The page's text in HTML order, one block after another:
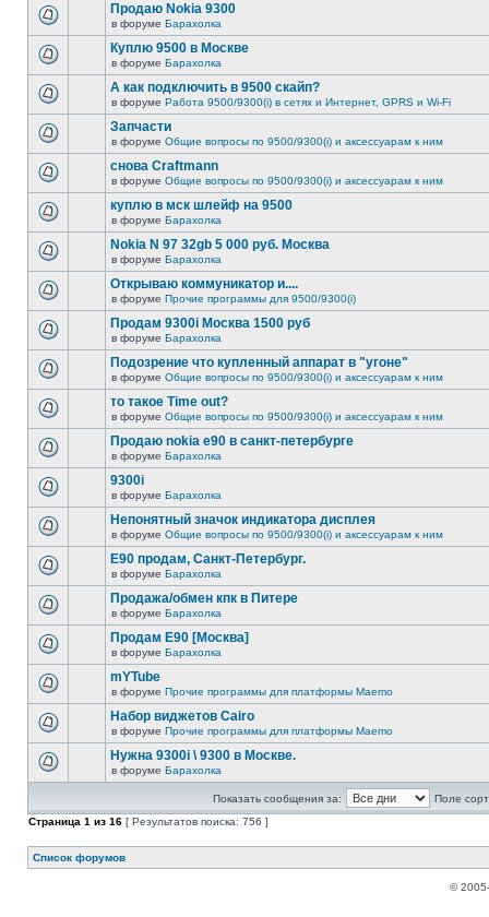
Продаю Nokia 9300
в форуме Барахолка
Куплю 9500 в Москве
в форуме Барахолка
А как подключить в 9500 скайп?
в форуме Работа 9500/9300(i) в сетях и Интернет, GPRS и Wi-Fi
Запчасти
в форуме Общие вопросы по 9500/9300(i) и аксессуарам к ним
снова Craftmann
в форуме Общие вопросы по 9500/9300(i) и аксессуарам к ним
куплю в мск шлейф на 9500
в форуме Барахолка
Nokia N 97 32gb 5 000 руб. Москва
в форуме Барахолка
Открываю коммуникатор и....
в форуме Прочие программы для 9500/9300(i)
Продам 9300i Москва 1500 руб
в форуме Барахолка
Подозрение что купленный аппарат в "угоне"
в форуме Общие вопросы по 9500/9300(i) и аксессуарам к ним
то такое Time out?
в форуме Общие вопросы по 9500/9300(i) и аксессуарам к ним
Продаю nokia е90 в санкт-петербурге
в форуме Барахолка
9300i
в форуме Барахолка
Непонятный значок индикатора дисплея
в форуме Общие вопросы по 9500/9300(i) и аксессуарам к ним
Е90 продам, Санкт-Петербург.
в форуме Барахолка
Продажа/обмен кпк в Питере
в форуме Барахолка
Продам E90 [Москва]
в форуме Барахолка
mYTube
в форуме Прочие программы для платформы Maemo
Набор виджетов Cairo
в форуме Прочие программы для платформы Maemo
Нужна 9300i \ 9300 в Москве.
в форуме Барахолка
Показать сообщения за:
Поле
Страница 1 из 16 [ Результатов поиска: 756 ]
Список форумов
©